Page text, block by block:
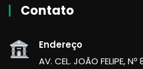
Contato
Endereço
AV. CEL. JOÃO FELIPE,